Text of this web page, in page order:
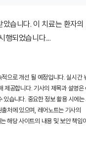
습니다. 이 치료는 환자의
행되었습니다....
으로 개선 될 예정입니다. 실시간
제공합니다. 기사의 제목과 설명
습니다. 중요한 정보 활용 시에는
처에 있으며, 레어노트는 기사의
해당 사이트의 내용 및 보안 책임